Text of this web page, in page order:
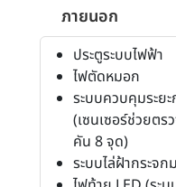
ภายนอก
ประตูระบบไฟฟ้า
ไฟตัดหมอก
ระบบควบคุมระย
(เซนเซอร์ช่วยต
คัน 8 จุด)
ระบบไล่ฝ้ากระจก